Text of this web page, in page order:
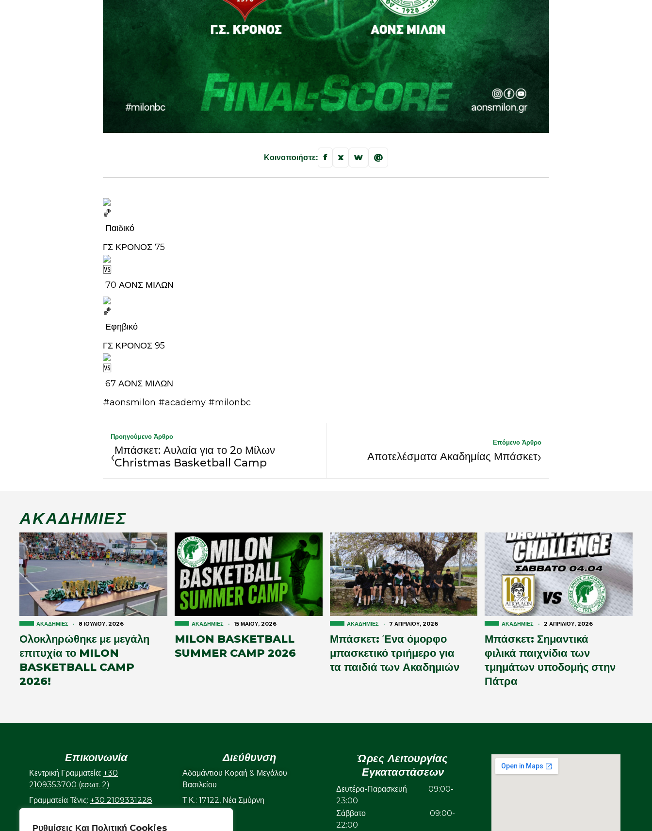
Ρυθμίσεις Και Πολιτική Cookies
Κοινοποιήστε: f x w @
Παιδικό
ΓΣ ΚΡΟΝΟΣ 75
70 ΑΟΝΣ ΜΙΛΩΝ
Εφηβικό
ΓΣ ΚΡΟΝΟΣ 95
67 ΑΟΝΣ ΜΙΛΩΝ
#aonsmilon #academy #milonbc
Προηγούμενο Άρθρο
‹Μπάσκετ: Αυλαία για το 2ο Μίλων
Christmas Basketball Camp
Επόμενο Άρθρο
›
Αποτελέσματα Ακαδημίας Μπάσκετ
ΑΚΑΔΗΜΊΕΣ
ΑΚΑΔΗΜΊΕΣ · 8 ΙΟΥΛΊΟΥ, 2026
Ολοκληρώθηκε με μεγάλη
επιτυχία το MILON
BASKETBALL CAMP
2026!
ΑΚΑΔΗΜΊΕΣ · 15 ΜΑΪ́ΟΥ, 2026
MILON BASKETBALL
SUMMER CAMP 2026
ΑΚΑΔΗΜΊΕΣ · 7 ΑΠΡΙΛΊΟΥ, 2026
Μπάσκετ: Ένα όμορφο
μπασκετικό τριήμερο για
τα παιδιά των Ακαδημιών
ΑΚΑΔΗΜΊΕΣ · 2 ΑΠΡΙΛΊΟΥ, 2026
Μπάσκετ: Σημαντικά
φιλικά παιχνίδια των
τμημάτων υποδομής στην
Πάτρα
Επικοινωνία
Κεντρική Γραμματεία: +30
2109353700 (εσωτ. 2)
Γραμματεία Τένις: +30 2109331228
Γραμματεία Κολυμβητικού:+30
Διεύθυνση
Αδαμάντιου Κοραή & Μεγάλου
Βασιλείου
Τ.Κ.: 17122, Νέα Σμύρνη
Ώρες Λειτουργίας
Εγκαταστάσεων
Δευτέρα-Παρασκευή 09:00-
23:00
Σάββατο 09:00-
22:00